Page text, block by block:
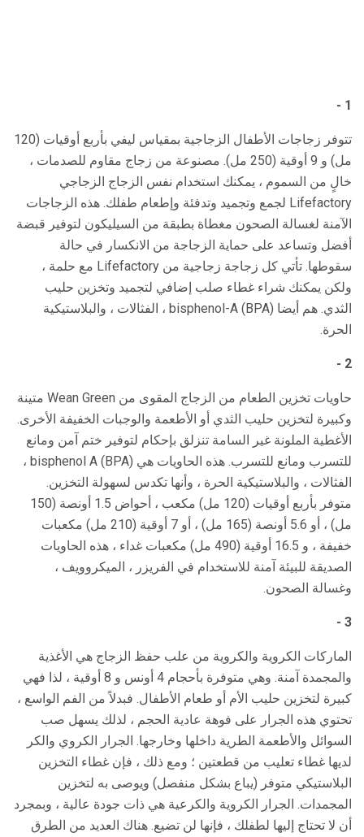
1 -
تتوفر زجاجات الأطفال الزجاجية بمقياس ليفي بأربع أوقيات (120
مل) و 9 أوقية (250 مل). مصنوعة من زجاج مقاوم للصدمات ،
خالٍ من السموم ، يمكنك استخدام نفس الزجاج الزجاجي
Lifefactory لجمع وتجميد وتدفئة وإطعام طفلك. هذه الزجاجات
الآمنة لغسالة الصحون مغطاة بطبقة من السيليكون لتوفير قبضة
أفضل وتساعد على حماية الزجاجة من الانكسار في حالة
سقوطها. تأتي كل زجاجة زجاجية من Lifefactory مع حلمة ،
ولكن يمكنك شراء غطاء صلب إضافي لتجميد وتخزين حليب
الثدي. هم أيضا bisphenol-A (BPA) ، الفثالات ، والبلاستيكية
الحرة.
2 -
حاويات تخزين الطعام من الزجاج المقوى من Wean Green متينة
وكبيرة لتخزين حليب الثدي أو الأطعمة والوجبات الخفيفة الأخرى.
الأغطية الملونة غير السامة تنزلق بإحكام لتوفير ختم آمن ومانع
للتسرب ومانع للتسرب. هذه الحاويات هي bisphenol A (BPA) ،
الفثالات ، والبلاستيكية الحرة ، وأنها تكدس لسهولة التخزين.
متوفر بأربع أوقيات (120 مل) مكعب ، أحواض 1.5 أونصة (150
مل) ، أو 5.6 أونصة (165 مل) ، أو 7 أوقية (210 مل) مكعبات
خفيفة ، و 16.5 أوقية (490 مل) مكعبات غداء ، هذه الحاويات
الصديقة للبيئة آمنة للاستخدام في الفريزر ، الميكروويف ،
وغسالة الصحون.
3 -
الماركات الكروية والكروية من علب حفظ الزجاج هي الأغذية
والمجمدة آمنة. وهي متوفرة بأحجام 4 أونس و 8 أوقية ، لذا فهي
كبيرة لتخزين حليب الأم أو طعام الأطفال. فبدلاً من الفم الواسع ،
تحتوي هذه الجرار على فوهة عادية الحجم ، لذلك يسهل صب
السوائل والأطعمة الطرية داخلها وخارجها. الجرار الكروي والكر
لديها غطاء تعليب من قطعتين ؛ ومع ذلك ، فإن غطاء التخزين
البلاستيكي متوفر (يباع بشكل منفصل) ويوصى به لتخزين
المجمدات. الجرار الكروية والكرعية هي ذات جودة عالية ، وبمجرد
أن لا تحتاج إليها لطفلك ، فإنها لن تضيع. هناك العديد من الطرق